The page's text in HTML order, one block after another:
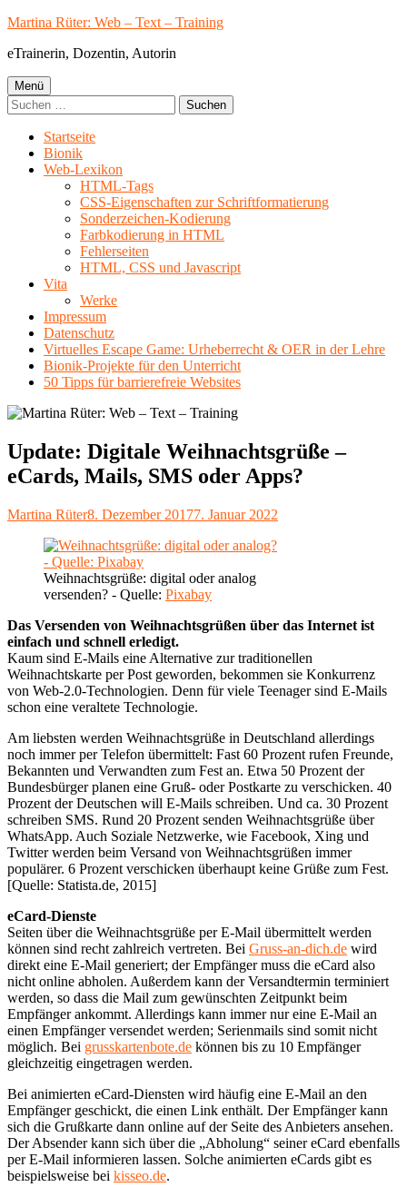
Springe
Inhalt
Martina Rüter: Web – Text – Training
eTrainerin, Dozentin, Autorin
Primäres
Menü
Menü
Suchen
nach:
Startseite
Bionik
Web-Lexikon
HTML-Tags
CSS-Eigenschaften zur Schriftformatierung
Sonderzeichen-Kodierung
Farbkodierung in HTML
Fehlerseiten
HTML, CSS und Javascript
Vita
Werke
Impressum
Datenschutz
Virtuelles Escape Game: Urheberrecht & OER in der Lehre
Bionik-Projekte für den Unterricht
50 Tipps für barrierefreie Websites
Update: Digitale Weihnachtsgrüße –
eCards, Mails, SMS oder Apps?
Autor
Martina RüterVeröffentlicht
8. Dezember 20177. Januar 2022
Weihnachtsgrüße: digital oder analog
versenden? - Quelle: Pixabay
Das Versenden von Weihnachtsgrüßen über das Internet ist
einfach und schnell erledigt.
Kaum sind E-Mails eine Alternative zur traditionellen
Weihnachtskarte per Post geworden, bekommen sie Konkurrenz
von Web-2.0-Technologien. Denn für viele Teenager sind E-Mails
schon eine veraltete Technologie.
Am liebsten werden Weihnachtsgrüße in Deutschland allerdings
noch immer per Telefon übermittelt: Fast 60 Prozent rufen Freunde,
Bekannten und Verwandten zum Fest an. Etwa 50 Prozent der
Bundesbürger planen eine Gruß- oder Postkarte zu verschicken. 40
Prozent der Deutschen will E-Mails schreiben. Und ca. 30 Prozent
schreiben SMS. Rund 20 Prozent senden Weihnachtsgrüße über
WhatsApp. Auch Soziale Netzwerke, wie Facebook, Xing und
Twitter werden beim Versand von Weihnachtsgrüßen immer
populärer. 6 Prozent verschicken überhaupt keine Grüße zum Fest.
[Quelle: Statista.de, 2015]
eCard-Dienste
Seiten über die Weihnachtsgrüße per E-Mail übermittelt werden
können sind recht zahlreich vertreten. Bei Gruss-an-dich.de wird
direkt eine E-Mail generiert; der Empfänger muss die eCard also
nicht online abholen. Außerdem kann der Versandtermin terminiert
werden, so dass die Mail zum gewünschten Zeitpunkt beim
Empfänger ankommt. Allerdings kann immer nur eine E-Mail an
einen Empfänger versendet werden; Serienmails sind somit nicht
möglich. Bei grusskartenbote.de können bis zu 10 Empfänger
gleichzeitig eingetragen werden.
Bei animierten eCard-Diensten wird häufig eine E-Mail an den
Empfänger geschickt, die einen Link enthält. Der Empfänger kann
sich die Grußkarte dann online auf der Seite des Anbieters ansehen.
Der Absender kann sich über die „Abholung“ seiner eCard ebenfalls
per E-Mail informieren lassen. Solche animierten eCards gibt es
beispielsweise bei kisseo.de.